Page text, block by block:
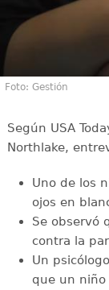
Foto: Gestión
Según USA
Northlake,
Uno de los
ojos en
Se observó
contra la
Un
que un niño